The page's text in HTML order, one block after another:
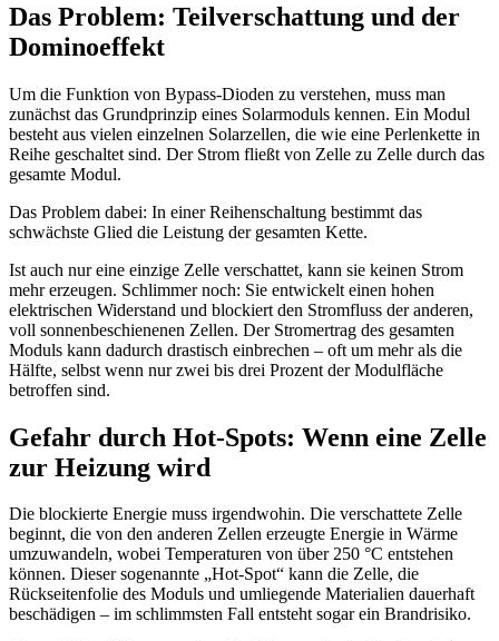
Das Problem: Teilverschattung und der
Dominoeffekt
Um die Funktion von Bypass-Dioden zu verstehen, muss man
zunächst das Grundprinzip eines Solarmoduls kennen. Ein Modul
besteht aus vielen einzelnen Solarzellen, die wie eine Perlenkette in
Reihe geschaltet sind. Der Strom fließt von Zelle zu Zelle durch das
gesamte Modul.
Das Problem dabei: In einer Reihenschaltung bestimmt das
schwächste Glied die Leistung der gesamten Kette.
Ist auch nur eine einzige Zelle verschattet, kann sie keinen Strom
mehr erzeugen. Schlimmer noch: Sie entwickelt einen hohen
elektrischen Widerstand und blockiert den Stromfluss der anderen,
voll sonnenbeschienenen Zellen. Der Stromertrag des gesamten
Moduls kann dadurch drastisch einbrechen – oft um mehr als die
Hälfte, selbst wenn nur zwei bis drei Prozent der Modulfläche
betroffen sind.
Gefahr durch Hot-Spots: Wenn eine Zelle
zur Heizung wird
Die blockierte Energie muss irgendwohin. Die verschattete Zelle
beginnt, die von den anderen Zellen erzeugte Energie in Wärme
umzuwandeln, wobei Temperaturen von über 250 °C entstehen
können. Dieser sogenannte „Hot-Spot“ kann die Zelle, die
Rückseitenfolie des Moduls und umliegende Materialien dauerhaft
beschädigen – im schlimmsten Fall entsteht sogar ein Brandrisiko.